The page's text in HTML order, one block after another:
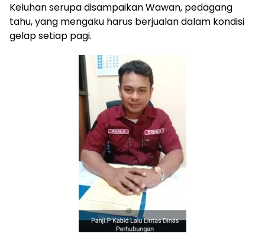
Keluhan serupa disampaikan Wawan, pedagang
tahu, yang mengaku harus berjualan dalam kondisi
gelap setiap pagi.